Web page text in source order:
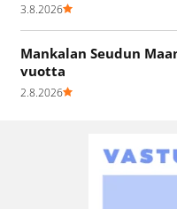
3.8.2026
Mankalan Seudun
vuotta
2.8.2026